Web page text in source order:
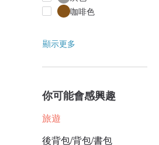
咖啡色
顯示更多
你可能會感興趣
旅遊
後背包/背包/書包